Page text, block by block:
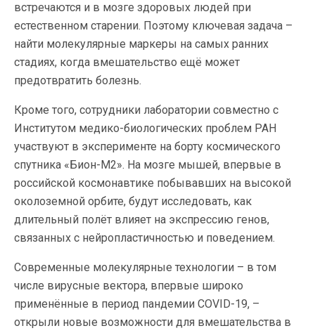
встречаются и в мозге здоровых людей при
естественном старении. Поэтому ключевая задача –
найти молекулярные маркеры на самых ранних
стадиях, когда вмешательство ещё может
предотвратить болезнь.
Кроме того, сотрудники лаборатории совместно с
Институтом медико-биологических проблем РАН
участвуют в эксперименте на борту космического
спутника «Бион-М2». На мозге мышей, впервые в
российской космонавтике побывавших на высокой
околоземной орбите, будут исследовать, как
длительный полёт влияет на экспрессию генов,
связанных с нейропластичностью и поведением.
Современные молекулярные технологии – в том
числе вирусные вектора, впервые широко
применённые в период пандемии COVID-19, –
открыли новые возможности для вмешательства в